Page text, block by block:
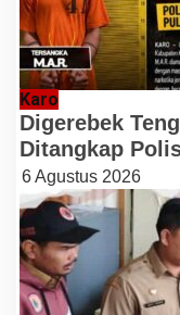
Karo
Digerebek
Ditangkap
6 Agustus 2026